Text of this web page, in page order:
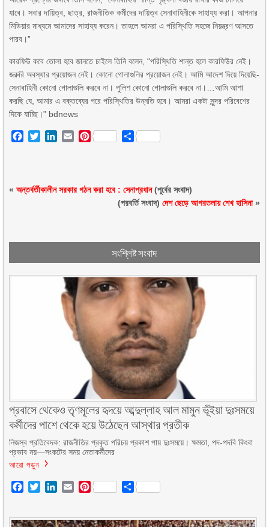
যাবে। সবার দায়িত্ব, ছাত্র, রাজনীতিক কর্মীদের দায়িত্ব সেনাবাহিনীকে সাহায্য করা। আপনার
মিডিয়ার মাধ্যমে আমাদের সাহায্য করেন। তাহলে আমরা এ পরিস্থিতি সহজে নিয়ন্ত্রণ আসতে
পারব।”
কারফিউ কবে তোলা হবে জানতে চাইলে তিনি বলেন, “পরিস্থিতি শান্ত হলে কারফিউর নেই।
জরুরি অবস্থার প্রয়োজন নেই। কোনো গোলাগুলির প্রয়োজন নেই। আমি আদেশ দিয়ে দিয়েছি-
সেনাবাহিনী কোনো গোলাগুলি করবে না। পুলিশ কোনো গোলাগুলি করবে না।…আমি আশা
করছি যে, আমার এ বক্তব্যের পরে পরিস্থিতির উন্নতি হবে। আমরা একটা সুন্দর পরিবেশের
দিকে যাচ্ছি।” bdnews
Facebook
TwitterLinkedIn
EmailPinterest Share
«অন্তর্বর্তীকালীন সরকার গঠন করা হবে : সেনাপ্রধান(পূর্বের সংবাদ)
(পরবর্তি সংবাদ) দেশ ছেড়ে আগরতলায় শেখ হাসিনা»
সংশ্লিষ্ট সংবাদ
প্রবাসে থেকেও তৃণমূলের হৃদয়ে আব্দুল্লাহ আল মামুন ভূঁইয়া দুঃসময়ে
কর্মীদের পাশে থেকে হয়ে উঠেছেন আস্থার প্রতীক
নিজস্ব প্রতিবেদক: রাজনীতির প্রকৃত পরিচয় প্রকাশ পায় দুঃসময়ে। ক্ষমতা, পদ-পদবি কিংবা
প্রভাব নয়—সংকটের সময় নেতাকর্মীদের
আরো পড়ুন
Facebook
TwitterLinkedIn
EmailPinterest Share